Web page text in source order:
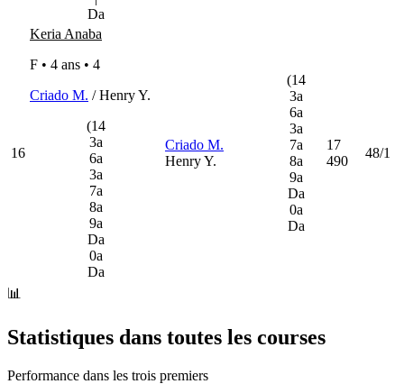
Da
16
Keria Anaba
F • 4 ans • 4
Criado M. / Henry Y.
(14
3a
6a
3a
7a
8a
9a
Da
0a
Da
Criado M.
Henry Y.
(14
3a
6a
3a
7a
8a
9a
Da
0a
Da
17
490
48/1
📊
Statistiques dans toutes les courses
Performance dans les trois premiers